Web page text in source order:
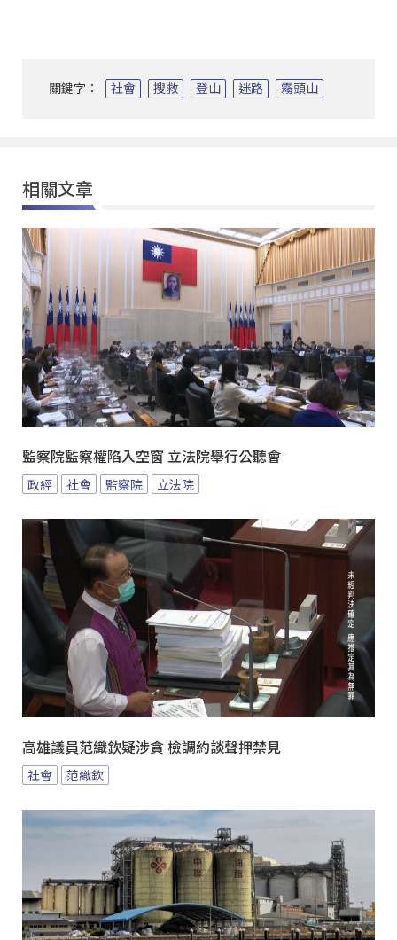
關鍵字： 社會 搜救 登山 迷路 霧頭山
相關文章
監察院監察權陷入空窗 立法院舉行公聽會
政經 社會 監察院 立法院
高雄議員范織欽疑涉貪 檢調約談聲押禁見
社會 范織欽